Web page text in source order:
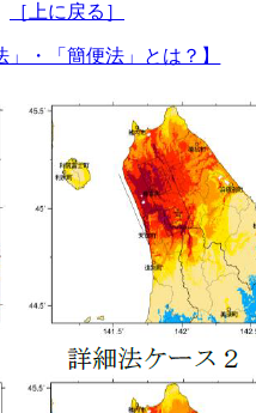
［上に戻る］
」・「簡便法」とは？】